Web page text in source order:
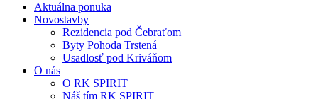
Aktuálna ponuka
Novostavby
Rezidencia pod Čebraťom
Byty Pohoda Trstená
Usadlosť pod Kriváňom
O nás
O RK SPIRIT
Náš tím RK SPIRIT